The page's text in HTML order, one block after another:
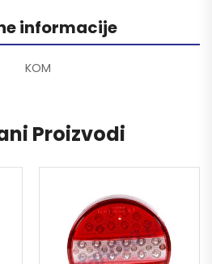
informacije
KOM
Proizvodi